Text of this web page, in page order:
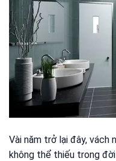
Vài năm trở lại đây, vách
không thể thiếu trong